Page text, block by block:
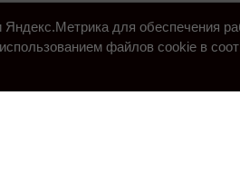
для обеспечения
файлов cookie в